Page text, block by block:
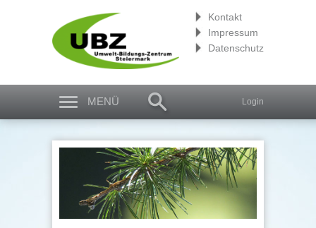
Kontakt
Impressum
Datenschutz
Login
MENÜ